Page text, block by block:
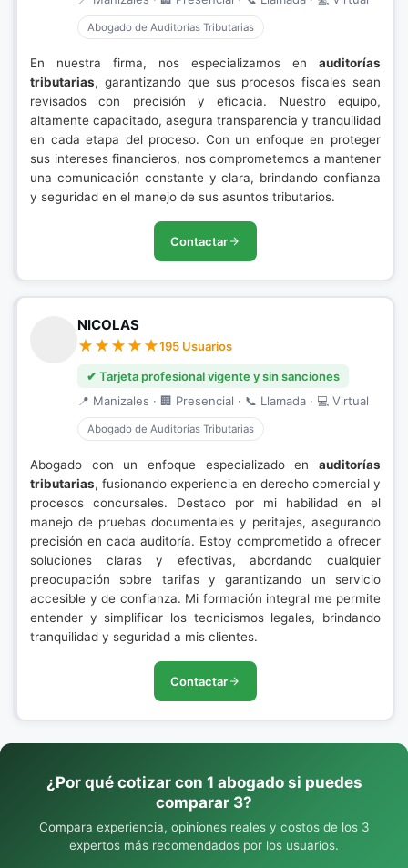
Abogado de Auditorías Tributarias
En nuestra firma, nos especializamos en auditorías
tributarias, garantizando que sus procesos fiscales sean
revisados con precisión y eficacia. Nuestro equipo,
altamente capacitado, asegura transparencia y tranquilidad
en cada etapa del proceso. Con un enfoque en proteger
sus intereses financieros, nos comprometemos a mantener
una comunicación constante y clara, brindando confianza
y seguridad en el manejo de sus asuntos tributarios.
Contactar
NICOLAS
195 Usuarios
✔ Tarjeta profesional vigente y sin sanciones
📍 Manizales · 🏢 Presencial · 📞 Llamada · 💻 Virtual
Abogado de Auditorías Tributarias
Abogado con un enfoque especializado en auditorías
tributarias, fusionando experiencia en derecho comercial y
procesos concursales. Destaco por mi habilidad en el
manejo de pruebas documentales y peritajes, asegurando
precisión en cada auditoría. Estoy comprometido a ofrecer
soluciones claras y efectivas, abordando cualquier
preocupación sobre tarifas y garantizando un servicio
accesible y de confianza. Mi formación integral me permite
entender y simplificar los tecnicismos legales, brindando
tranquilidad y seguridad a mis clientes.
Contactar
¿Por qué cotizar con 1 abogado si puedes
comparar 3?
Compara experiencia, opiniones reales y costos de los 3
expertos más recomendados por los usuarios.